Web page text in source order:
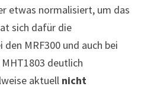
etwas normalisiert, um das
sich dafür die
MRF300 und auch bei
deutlich
aktuell nicht